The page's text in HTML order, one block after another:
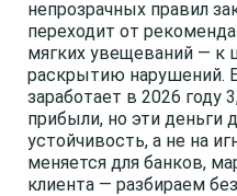
непрозрачных правил
переходит от
мягких увещеваний — к
раскрытию нарушений.
заработает в 2026 году
прибыли, но эти деньги
устойчивость, а не на
меняется для банков,
клиента — разбираем